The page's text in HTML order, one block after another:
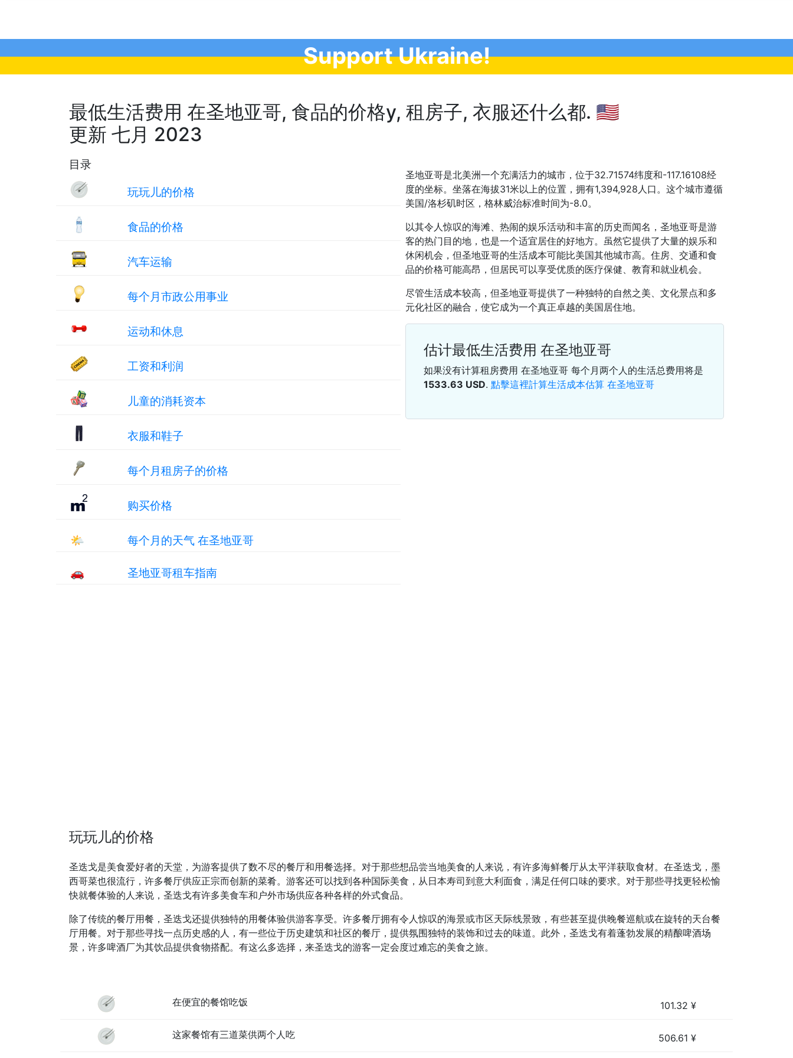
Support Ukraine!
最低生活费用 在圣地亚哥, 食品的价格у, 租房子, 衣服还什么都. 🇺🇸
更新 七月 2023
目录
玩玩儿的价格
食品的价格
汽车运输
每个月市政公用事业
运动和休息
工资和利润
儿童的消耗资本
衣服和鞋子
每个月租房子的价格
购买价格
🌤 每个月的天气 在圣地亚哥
🚗 圣地亚哥租车指南
圣地亚哥是北美洲一个充满活力的城市，位于32.71574纬度和-117.16108经
度的坐标。坐落在海拔31米以上的位置，拥有1,394,928人口。这个城市遵循
美国/洛杉矶时区，格林威治标准时间为-8.0。
以其令人惊叹的海滩、热闹的娱乐活动和丰富的历史而闻名，圣地亚哥是游
客的热门目的地，也是一个适宜居住的好地方。虽然它提供了大量的娱乐和
休闲机会，但圣地亚哥的生活成本可能比美国其他城市高。住房、交通和食
品的价格可能高昂，但居民可以享受优质的医疗保健、教育和就业机会。
尽管生活成本较高，但圣地亚哥提供了一种独特的自然之美、文化景点和多
元化社区的融合，使它成为一个真正卓越的美国居住地。
估计最低生活费用 在圣地亚哥
如果没有计算租房费用 在圣地亚哥 每个月两个人的生活总费用将是
1533.63 USD. 點擊這裡計算生活成本估算 在圣地亚哥
玩玩儿的价格
圣迭戈是美食爱好者的天堂，为游客提供了数不尽的餐厅和用餐选择。对于那些想品尝当地美食的人来说，有许多海鲜餐厅从太平洋获取食材。在圣迭戈，墨
西哥菜也很流行，许多餐厅供应正宗而创新的菜肴。游客还可以找到各种国际美食，从日本寿司到意大利面食，满足任何口味的要求。对于那些寻找更轻松愉
快就餐体验的人来说，圣迭戈有许多美食车和户外市场供应各种各样的外式食品。
除了传统的餐厅用餐，圣迭戈还提供独特的用餐体验供游客享受。许多餐厅拥有令人惊叹的海景或市区天际线景致，有些甚至提供晚餐巡航或在旋转的天台餐
厅用餐。对于那些寻找一点历史感的人，有一些位于历史建筑和社区的餐厅，提供氛围独特的装饰和过去的味道。此外，圣迭戈有着蓬勃发展的精酿啤酒场
景，许多啤酒厂为其饮品提供食物搭配。有这么多选择，来圣迭戈的游客一定会度过难忘的美食之旅。
在便宜的餐馆吃饭 101.32 ¥
这家餐馆有三道菜供两个人吃 506.61 ¥